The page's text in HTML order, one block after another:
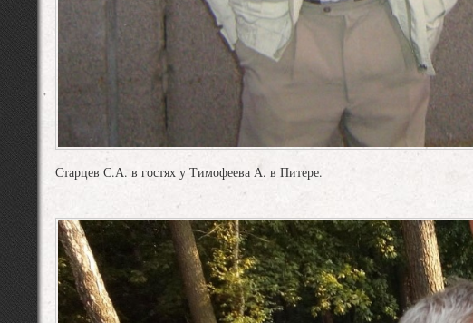
Старцев С.А. в гостях у Тимофеева А. в Питере.